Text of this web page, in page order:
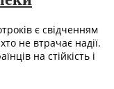
є свідченням
не втрачає надії.
на стійкість і